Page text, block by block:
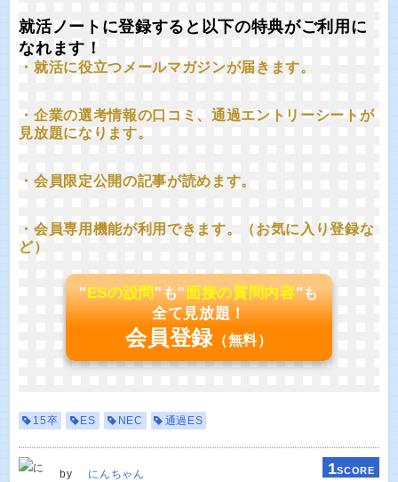
就活ノートに登録すると以下の特典がご利用に
なれます！
・就活に役立つメールマガジンが届きます。
・企業の選考情報の口コミ、通過エントリーシートが
見放題になります。
・会員限定公開の記事が読めます。
・会員専用機能が利用できます。（お気に入り登録な
ど）
"ESの設問"も"面接の質問内容"も
全て見放題！
会員登録 （無料）
15卒 ES NEC 通過ES
by にんちゃん 1SCORE